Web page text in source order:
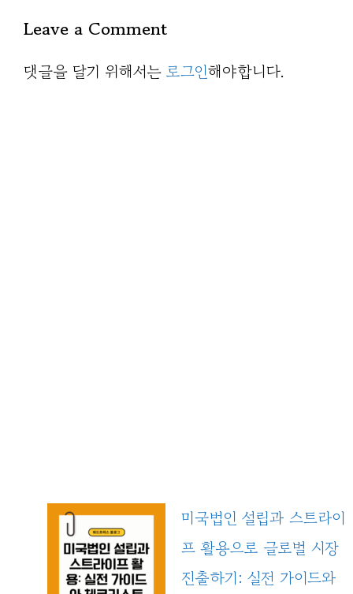
Leave a Comment
댓글을 달기 위해서는 로그인해야합니다.
미국법인 설립과 스트라이
프 활용으로 글로벌 시장
진출하기: 실전 가이드와